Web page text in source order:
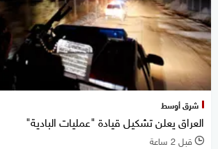
شرق أوسط
العراق يعلن تشكيل قيادة "عمليات البادية"
l قبل 2 ساعة